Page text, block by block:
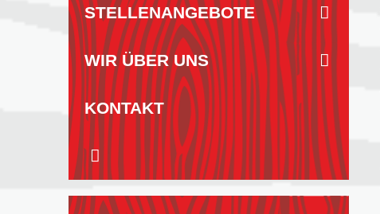
STELLENANGEBOTE
WIR ÜBER UNS
KONTAKT